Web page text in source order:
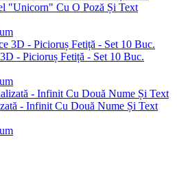
"Unicorn" Cu O Poză Și Text
- Picioruș Fetiță - Set 10 Buc.
- Infinit Cu Două Nume Și Text